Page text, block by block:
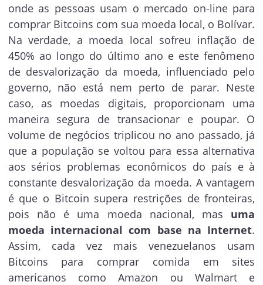
onde as pessoas usam o mercado on-line para
comprar Bitcoins com sua moeda local, o Bolívar.
Na verdade, a moeda local sofreu inflação de
450% ao longo do último ano e este fenômeno
de desvalorização da moeda, influenciado pelo
governo, não está nem perto de parar. Neste
caso, as moedas digitais, proporcionam uma
maneira segura de transacionar e poupar. O
volume de negócios triplicou no ano passado, já
que a população se voltou para essa alternativa
aos sérios problemas econômicos do país e à
constante desvalorização da moeda. A vantagem
é que o Bitcoin supera restrições de fronteiras,
pois não é uma moeda nacional, mas uma
moeda internacional com base na Internet.
Assim, cada vez mais venezuelanos usam
Bitcoins para comprar comida em sites
americanos como Amazon ou Walmart e